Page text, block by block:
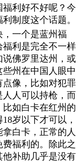
利好不好呢？今
制度这个话题。
一个是蓝州福
利是完全不一样
佛罗里达州，或
州在中国人眼中
点像，比如对犯罪
人可以持枪，而
比如白卡在红州的
岁以下才可以，
白卡，正常的人
福利的。除此之
补助几乎是没有